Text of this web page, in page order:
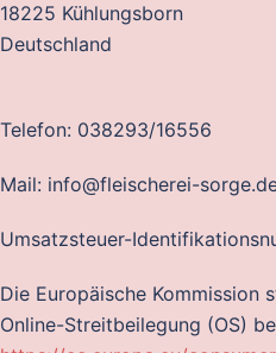
18225 Kühlungsborn
Deutschland
Telefon: 038293/16556
Mail: info@fleischerei-
Umsatzsteuer-
Die Europäische Kommission
Online-Streitbeilegung (OS)